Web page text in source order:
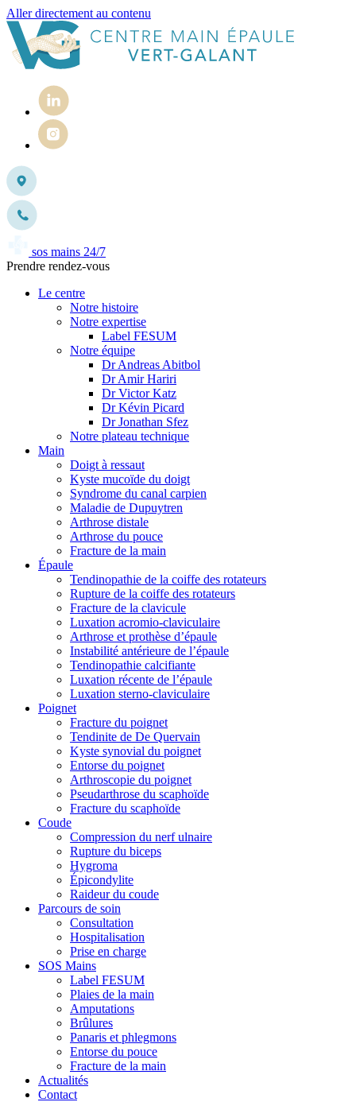
Aller directement au contenu
sos mains 24/7
Prendre rendez-vous
Le centre
Notre histoire
Notre expertise
Label FESUM
Notre équipe
Dr Andreas Abitbol
Dr Amir Hariri
Dr Victor Katz
Dr Kévin Picard
Dr Jonathan Sfez
Notre plateau technique
Main
Doigt à ressaut
Kyste mucoïde du doigt
Syndrome du canal carpien
Maladie de Dupuytren
Arthrose distale
Arthrose du pouce
Fracture de la main
Épaule
Tendinopathie de la coiffe des rotateurs
Rupture de la coiffe des rotateurs
Fracture de la clavicule
Luxation acromio-claviculaire
Arthrose et prothèse d’épaule
Instabilité antérieure de l’épaule
Tendinopathie calcifiante
Luxation récente de l’épaule
Luxation sterno-claviculaire
Poignet
Fracture du poignet
Tendinite de De Quervain
Kyste synovial du poignet
Entorse du poignet
Arthroscopie du poignet
Pseudarthrose du scaphoïde
Fracture du scaphoïde
Coude
Compression du nerf ulnaire
Rupture du biceps
Hygroma
Épicondylite
Raideur du coude
Parcours de soin
Consultation
Hospitalisation
Prise en charge
SOS Mains
Label FESUM
Plaies de la main
Amputations
Brûlures
Panaris et phlegmons
Entorse du pouce
Fracture de la main
Actualités
Contact